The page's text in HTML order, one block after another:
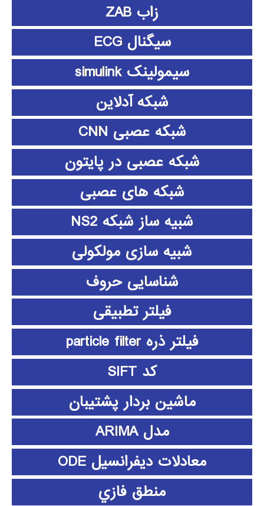
زاب ZAB
سیگنال ECG
سیمولینک simulink
شبکه آدلاین
شبکه عصبی CNN
شبکه عصبی در پایتون
شبکه های عصبی
شبیه ساز شبکه NS2
شبیه سازی مولکولی
شناسایی حروف
فیلتر تطبیقی
فیلتر ذره particle filter
کد SIFT
ماشین بردار پشتیبان
مدل ARIMA
معادلات دیفرانسیل ODE
منطق فازي